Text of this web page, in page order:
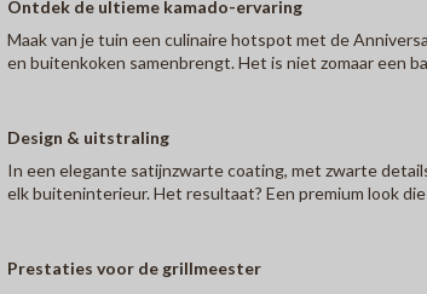
Ontdek de ultieme kamado-ervaring
Maak van je tuin een culinaire hotspot met de
en buitenkoken samenbrengt. Het is niet zomaar een
Design & uitstraling
In een elegante satijnzwarte coating, met zwarte
elk buiteninterieur. Het resultaat? Een premium look
Prestaties voor de grillmeester